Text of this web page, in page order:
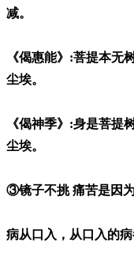
减。
《偈惠能》:菩提本无
尘埃。
《偈神季》:身是菩提
尘埃。
③镜子不挑 痛苦是因
病从口入，从口入的